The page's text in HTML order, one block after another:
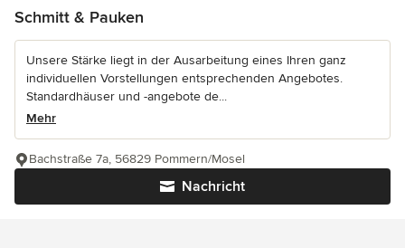
Schmitt & Pauken
Unsere Stärke liegt in der Ausarbeitung eines Ihren ganz
individuellen Vorstellungen entsprechenden Angebotes.
Standardhäuser und -angebote de...
Mehr
Nachricht
Bachstraße 7a, 56829 Pommern/Mosel